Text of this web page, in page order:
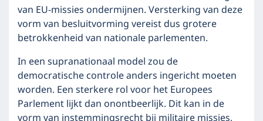
van EU-missies ondermijnen. Versterking van deze
vorm van besluitvorming vereist dus grotere
betrokkenheid van nationale parlementen.
In een supranationaal model zou de
democratische controle anders ingericht moeten
worden. Een sterkere rol voor het Europees
Parlement lijkt dan onontbeerlijk. Dit kan in de